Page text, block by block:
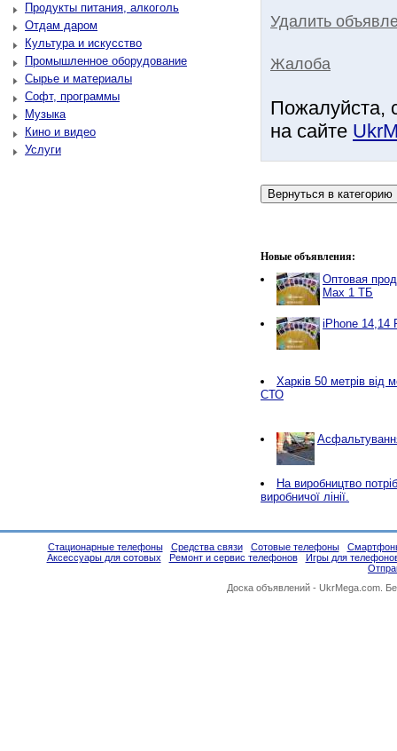
Продукты питания, алкоголь
Отдам даром
Культура и искусство
Промышленное оборудование
Сырье и материалы
Софт, программы
Музыка
Кино и видео
Услуги
Удалить
Жалоба
Пожалуйста,
на сайте
Новые объявления:
Оптовая
Max 1 ТБ
iPhone 14,14
Харків 50 метрів від
СТО
Нa виробництво
виробничої лінії.
Стационарные телефоны Средства связи Сотовые телефоны
Аксессуары для сотовых
Ремонт и сервис телефонов
Игры для
Доска объявлений - UkrMega.com.